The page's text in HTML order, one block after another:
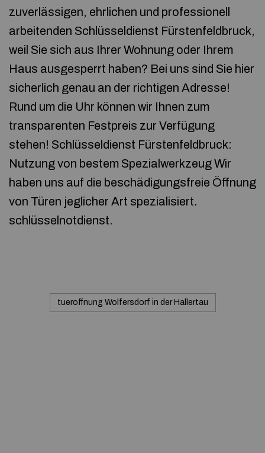
zuverlässigen, ehrlichen und professionell
arbeitenden Schlüsseldienst Fürstenfeldbruck,
weil Sie sich aus Ihrer Wohnung oder Ihrem
Haus ausgesperrt haben? Bei uns sind Sie hier
sicherlich genau an der richtigen Adresse!
Rund um die Uhr können wir Ihnen zum
transparenten Festpreis zur Verfügung
stehen! Schlüsseldienst Fürstenfeldbruck:
Nutzung von bestem Spezialwerkzeug Wir
haben uns auf die beschädigungsfreie Öffnung
von Türen jeglicher Art spezialisiert.
schlüsselnotdienst.
tueroffnung Wolfersdorf in der Hallertau